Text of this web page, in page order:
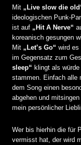
Mit „Live slow die
ideologischen Punk-
ist auf „Hit A Nerve“
koreanisch gesungen
Mit „Let’s Go“ wird es
im Gegensatz zum
sleep“ klingt als
stammen. Einfach alle
dem Song einen
abgehen und mitsingen
mein persönlicher
Wer bis hierhin die für
vermisst hat, der wird